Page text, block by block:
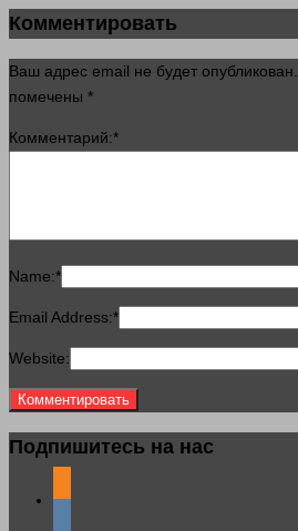
Комментировать
Ваш адрес email не будет опубликован.
помечены *
Комментарий:*
Name:*
Email Address:*
Website:
Подпишитесь на нас